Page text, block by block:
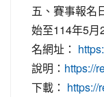
五、賽事報名
始至114年5月
名網址：
說明： https://
下載：
https://